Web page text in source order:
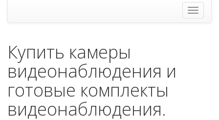
Купить камеры
видеонаблюдения и
готовые комплекты
видеонаблюдения.